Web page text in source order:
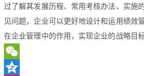
过了解其发展历程、常用考核办法、实施
见问题，企业可以更好地设计和运用绩效
在企业管理中的作用，实现企业的战略目
WeChat